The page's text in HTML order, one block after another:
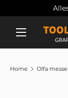
Ga naar
Zoeken
Home Olfa